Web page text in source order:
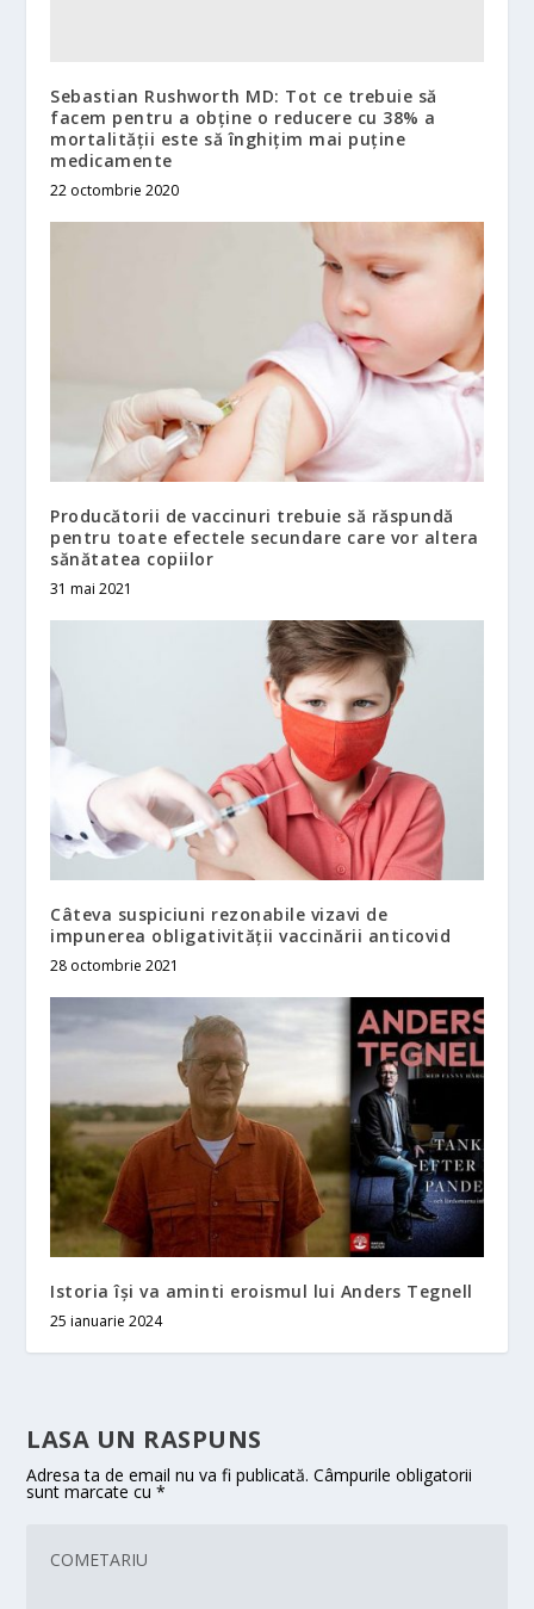
Sebastian Rushworth MD: Tot ce trebuie să
facem pentru a obține o reducere cu 38% a
mortalității este să înghițim mai puține
medicamente
22 octombrie 2020
Producătorii de vaccinuri trebuie să răspundă
pentru toate efectele secundare care vor altera
sănătatea copiilor
31 mai 2021
Câteva suspiciuni rezonabile vizavi de
impunerea obligativității vaccinării anticovid
28 octombrie 2021
Istoria își va aminti eroismul lui Anders Tegnell
25 ianuarie 2024
LASA UN RASPUNS
Adresa ta de email nu va fi publicată. Câmpurile obligatorii
sunt marcate cu*